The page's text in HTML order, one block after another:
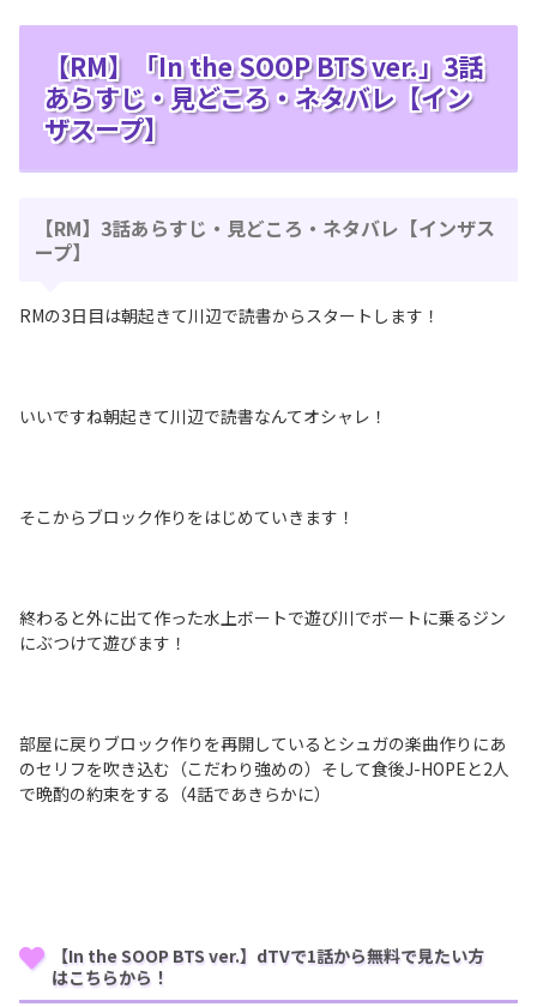
【RM】「In the SOOP BTS ver.」3話
あらすじ・見どころ・ネタバレ【イン
ザスープ】
【RM】3話あらすじ・見どころ・ネタバレ【インザス
ープ】
RMの3日目は朝起きて川辺で読書からスタートします！
いいですね朝起きて川辺で読書なんてオシャレ！
そこからブロック作りをはじめていきます！
終わると外に出て作った水上ボートで遊び川でボートに乗るジン
にぶつけて遊びます！
部屋に戻りブロック作りを再開しているとシュガの楽曲作りにあ
のセリフを吹き込む（こだわり強めの）そして食後J-HOPEと2人
で晩酌の約束をする（4話であきらかに）
【In the SOOP BTS ver.】dTVで1話から無料で見たい方
はこちらから！